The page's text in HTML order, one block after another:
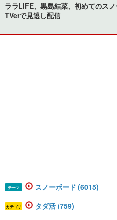
ララLIFE、黒島結菜、初めてのス
TVerで見逃し配信
テーマ スノーボード (6015)
カテゴリ タダ活 (759)